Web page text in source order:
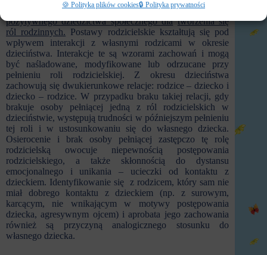
🍪 Polityka plików cookies🔒 Polityka prywatności
Maria Ziemska wyróżnia jako główny czynnik
pozytywnego dziedzictwa społecznego dla tworzenia się
ról rodzinnych. Postawy rodzicielskie kształtują się pod
wpływem interakcji z własnymi rodzicami w okresie
dzieciństwa. Interakcje te są wzorami zachowań i mogą
być naśladowane, modyfikowane lub odrzucane przy
pełnieniu roli rodzicielskiej. Z okresu dzieciństwa
zachowują się dwukierunkowe relacje: rodzice – dziecko i
dziecko – rodzice. W przypadku braku takiej relacji, gdy
brakuje osoby pełniącej jedną z ról rodzicielskich w
dzieciństwie, występują trudności w późniejszym pełnieniu
tej roli i w ustosunkowaniu się do własnego dziecka.
Osierocenie i brak osoby pełniącej zastępczo tę rolę
rodzicielską owocuje niepewnością postępowania
rodzicielskiego, a także skłonnością do dystansu
emocjonalnego i unikania – ucieczki od kontaktu z
dzieckiem. Identyfikowanie się z rodzicem, który sam nie
miał dobrego kontaktu z dzieckiem (np. z surowym,
karcącym, nie wnikającym w motywy postępowania
dziecka, agresywnym ojcem) i aprobata jego zachowania
również są przyczyną analogicznego stosunku do
własnego dziecka.